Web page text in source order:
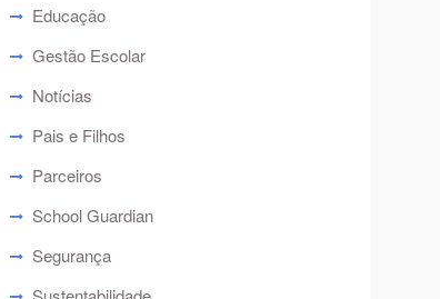
Educação
Gestão Escolar
Notícias
Pais e Filhos
Parceiros
School Guardian
Segurança